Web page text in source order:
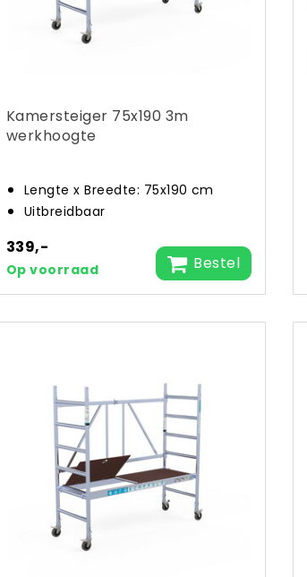
Kamersteiger 75x190 3m
werkhoogte
Lengte x Breedte: 75x190 cm
Uitbreidbaar
339,-
Op voorraad Bestel